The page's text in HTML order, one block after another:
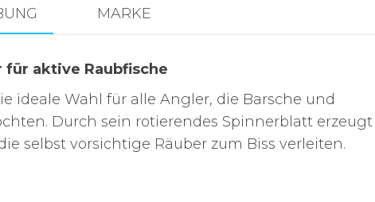
MARKE
aktive Raubfische
ideale Wahl für alle Angler, die Barsche und
Durch sein rotierendes Spinnerblatt erzeugt
selbst vorsichtige Räuber zum Biss verleiten.